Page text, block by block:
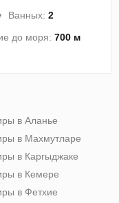
Ванных:2
до моря:700 м
в Аланье
в Махмутларе
в Каргыджаке
в Кемере
в Фетхие